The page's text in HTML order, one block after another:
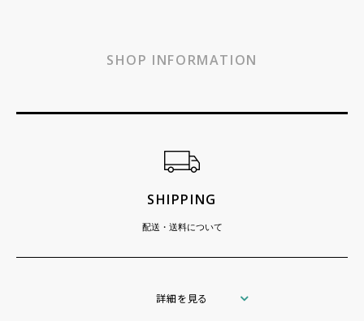
SHOP INFORMATION
SHIPPING
配送・送料について
詳細を見る